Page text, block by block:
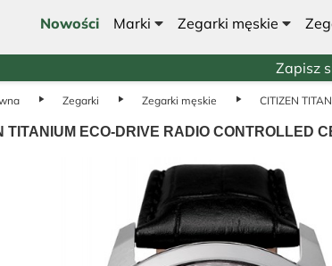
Nowości Marki Zegarki męskie
Zapisz
play_arrow Zegarki play_arrow Zegarki męskie play_arrow CITIZEN
TITANIUM ECO-DRIVE RADIO CONTROLLED